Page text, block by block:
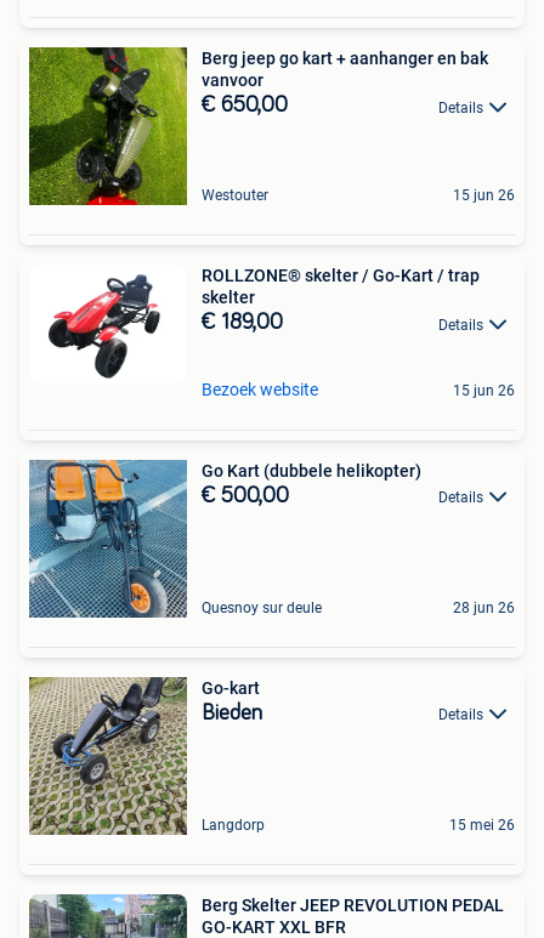
Berg jeep go kart + aanhanger en bak
vanvoor
€ 650,00 Details
Westouter 15 jun 26
ROLLZONE® skelter / Go-Kart / trap
skelter
€ 189,00 Details
Bezoek website 15 jun 26
Go Kart (dubbele helikopter)
€ 500,00 Details
Quesnoy sur deule 28 jun 26
Go-kart
Bieden Details
Langdorp 15 mei 26
Berg Skelter JEEP REVOLUTION PEDAL
GO-KART XXL BFR